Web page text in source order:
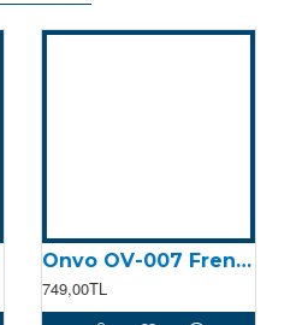
Onvo OV-007 Fren Kolu
749,00TL